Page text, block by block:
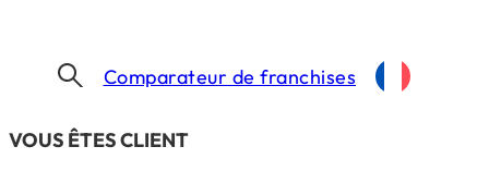
​VOUS ÊTES CLIENT
Comparateur de franchises